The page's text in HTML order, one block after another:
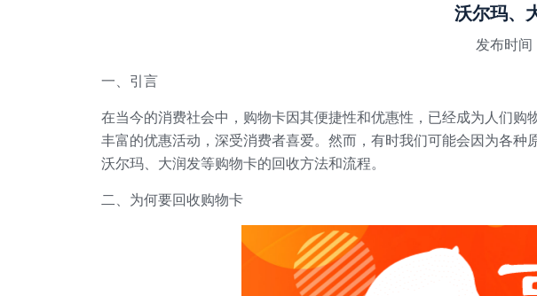
沃尔玛、
发布时
一、引言
在当今的消费社会中，购物卡因其便捷性和优惠性，已经成为人们
丰富的优惠活动，深受消费者喜爱。然而，有时我们可能会因为各
沃尔玛、大润发等购物卡的回收方法和流程。
二、为何要回收购物卡